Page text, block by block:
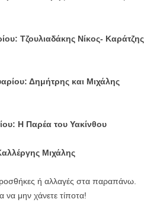
Τζουλιαδάκης Νίκος- Καράτζης
: Δημήτρης και Μιχάλης
: Η Παρέα του Υακίνθου
Μιχάλης
ή αλλαγές στα παραπάνω.
να μην χάνετε τίποτα!